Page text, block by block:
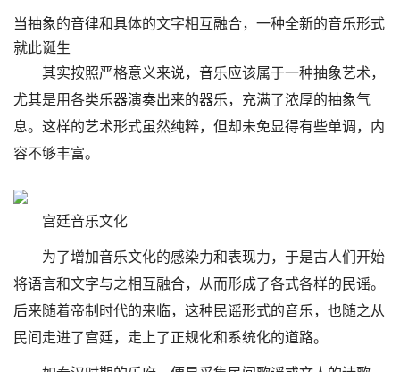
当抽象的音律和具体的文字相互融合，一种全新的音乐形式
就此诞生
其实按照严格意义来说，音乐应该属于一种抽象艺术，
尤其是用各类乐器演奏出来的器乐，充满了浓厚的抽象气
息。这样的艺术形式虽然纯粹，但却未免显得有些单调，内
容不够丰富。
宫廷音乐文化
为了增加音乐文化的感染力和表现力，于是古人们开始
将语言和文字与之相互融合，从而形成了各式各样的民谣。
后来随着帝制时代的来临，这种民谣形式的音乐，也随之从
民间走进了宫廷，走上了正规化和系统化的道路。